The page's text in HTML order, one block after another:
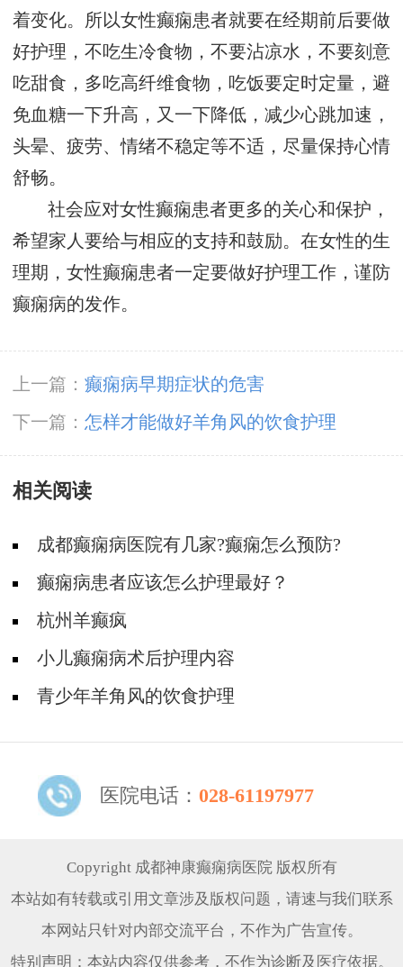
着变化。所以女性癫痫患者就要在经期前后要做
好护理，不吃生冷食物，不要沾凉水，不要刻意
吃甜食，多吃高纤维食物，吃饭要定时定量，避
免血糖一下升高，又一下降低，减少心跳加速，
头晕、疲劳、情绪不稳定等不适，尽量保持心情
舒畅。
社会应对女性癫痫患者更多的关心和保护，
希望家人要给与相应的支持和鼓励。在女性的生
理期，女性癫痫患者一定要做好护理工作，谨防
癫痫病的发作。
上一篇： 癫痫病早期症状的危害
下一篇： 怎样才能做好羊角风的饮食护理
相关阅读
成都癫痫病医院有几家?癫痫怎么预防?
癫痫病患者应该怎么护理最好？
杭州羊癫疯
小儿癫痫病术后护理内容
青少年羊角风的饮食护理
医院电话： 028-61197977
Copyright 成都神康癫痫病医院 版权所有
本站如有转载或引用文章涉及版权问题，请速与我们联系
本网站只针对内部交流平台，不作为广告宣传。
特别声明：本站内容仅供参考，不作为诊断及医疗依据。